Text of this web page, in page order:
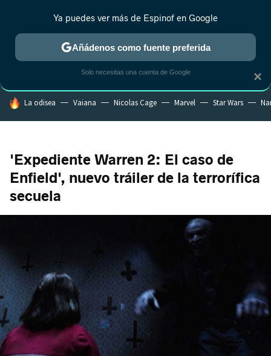
MENÚ NUEVO
ESTRENOS REALITY ANIME RANKINGS CINE
HOY SE HABLA DE
La odisea Vaiana Nicolas Cage Marvel Star Wars
'Expediente Warren 2: El caso de
Enfield', nuevo tráiler de la terrorífica
secuela
×
Ya puedes ver más de Espinof en Google
Añádenos como fuente preferida
Solo necesitas una cuenta de Google